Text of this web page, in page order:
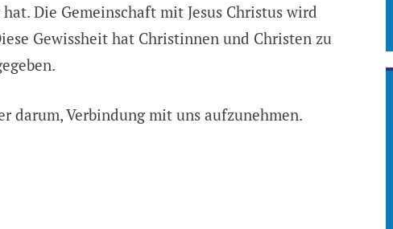
Die Gemeinschaft mit Jesus Christus wird
Gewissheit hat Christinnen und Christen zu
darum, Verbindung mit uns aufzunehmen.